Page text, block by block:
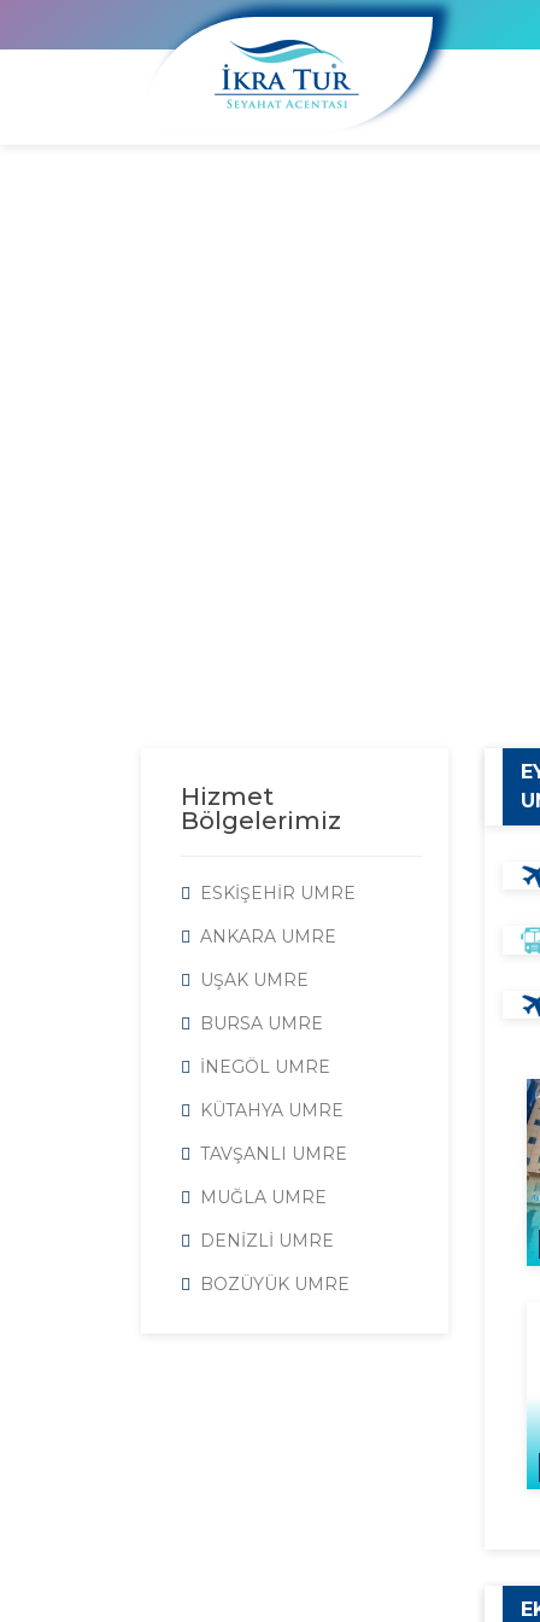
Hizmet
Bölgelerimiz
ESKİŞEHİR UMRE
ANKARA UMRE
UŞAK UMRE
BURSA UMRE
İNEGÖL UMRE
KÜTAHYA UMRE
TAVŞANLI UMRE
MUĞLA UMRE
DENİZLİ UMRE
BOZÜYÜK UMRE